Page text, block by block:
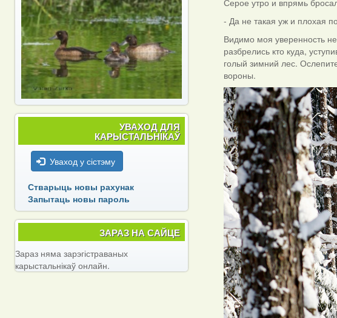
Серое утро и впрямь
- Да не такая уж и плохая
Видимо моя уверенность
разбрелись кто куда,
голый зимний лес.
вороны.
УВАХОД ДЛЯ
КАРЫСТАЛЬНІКАЎ
Уваход у сістэму
Стварыць новы рахунак
Запытаць новы пароль
ЗАРАЗ НА САЙЦЕ
Зараз няма зарэгістраваных
карыстальнікаў онлайн.